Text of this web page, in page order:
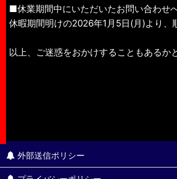
■休業期間中にいただいたお問い合わせ
休暇期間明けの2026年1月5日(月)より、
以上、ご迷惑をおかけすることもあるか
外部送信ポリシー